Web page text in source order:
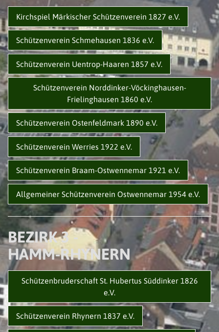
NEUIGKEITEN
VORSTAND
VEREINE / BEZIRKE
GESCHICHTE
Kirchspiel Märkischer Schützenverein 1827 e.V.
Schützenverein Schmehausen 1836 e.V.
Schützenverein Uentrop-Haaren 1857 e.V.
Schützenverein Norddinker-Vöckinghausen-
Frielinghausen 1860 e.V.
Schützenverein Ostenfeldmark 1890 e.V.
Schützenverein Werries 1922 e.V.
Schützenverein Braam-Ostwennemar 1921 e.V.
Allgemeiner Schützenverein Ostwennemar 1954 e.V.
BEZIRK 3 -
HAMM-RHYNERN
Schützenbruderschaft St. Hubertus Süddinker 1826
e.V.
Schützenverein Rhynern 1837 e.V.